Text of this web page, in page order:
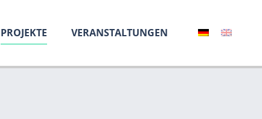
PROJEKTE VERANSTALTUNGEN